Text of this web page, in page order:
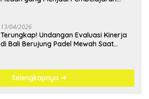
13/04/2026
Terungkap! Undangan Evaluasi Kinerja
di Bali Berujung Padel Mewah Saat
Selengkapnya